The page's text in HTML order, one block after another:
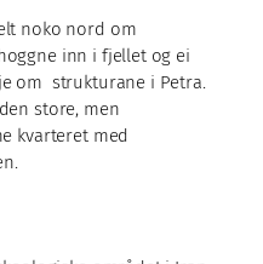
noko nord om
inn i fjellet og ei
om strukturane i Petra.
store, men
kvarteret med